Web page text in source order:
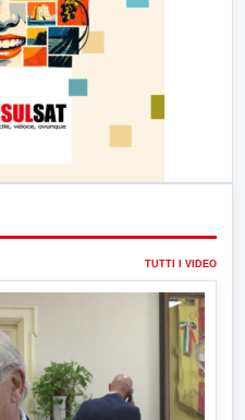
TUTTI I VIDEO